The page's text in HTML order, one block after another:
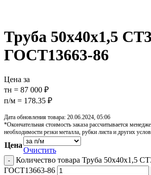
Труба 50х40х1,5
ГОСТ13663-86
Цена за
тн = 87 000 ₽
п/м = 178.35 ₽
Дата обновления товара: 20.06.2024, 05:06
*Окончательная стоимость заказа рассчитывается
необходимости резки металла, рубки листа и других
Цена
Очистить
Количество товара Труба 50х40х1,5
ГОСТ13663-86